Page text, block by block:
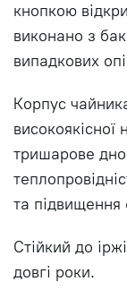
кнопкою
виконано з
випадкових
Корпус
тришарове
та підвищення
Стійкий до
довгі роки.